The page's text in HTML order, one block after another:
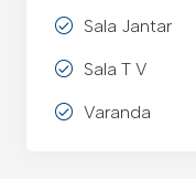
Sala Jantar
Sala T V
Varanda